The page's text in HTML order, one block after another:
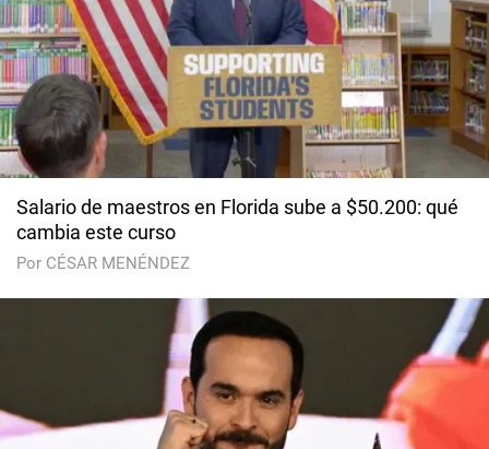
Salario de maestros en Florida sube a $50.200: qué
cambia este curso
Por CÉSAR MENÉNDEZ